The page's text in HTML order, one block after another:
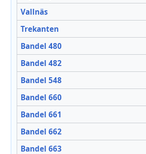
Vallnäs
Trekanten
Bandel 480
Bandel 482
Bandel 548
Bandel 660
Bandel 661
Bandel 662
Bandel 663